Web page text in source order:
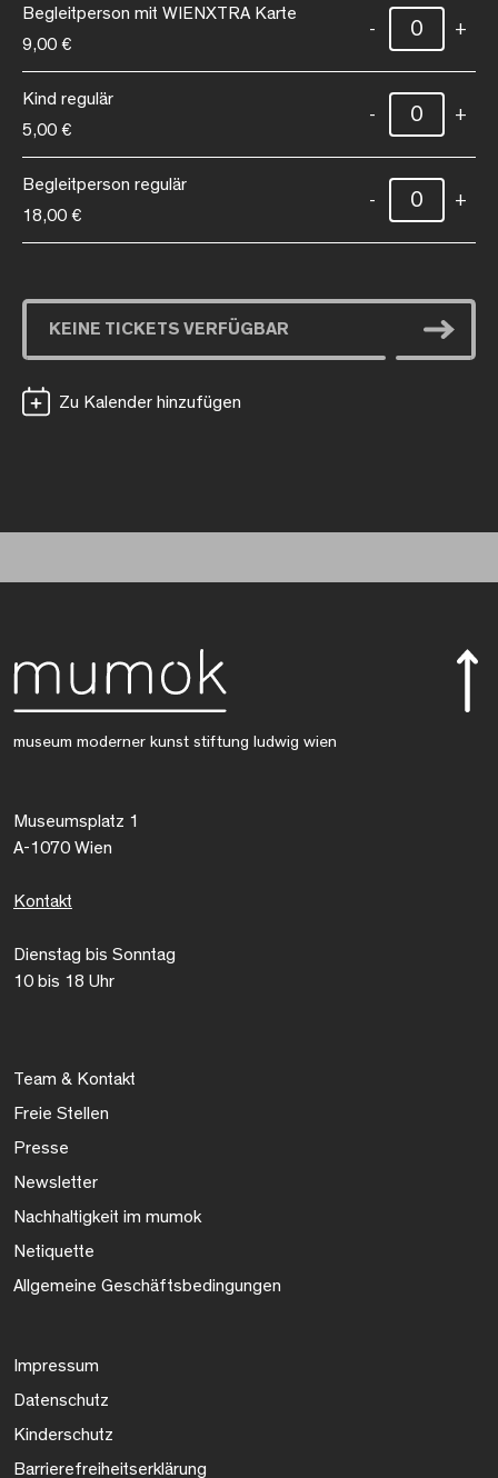
Begleitperson mit WIENXTRA Karte
9,00 €
- +
Kind regulär
5,00 €
- +
Begleitperson regulär
18,00 €
- +
KEINE TICKETS VERFÜGBAR
Zu Kalender hinzufügen
museum moderner kunst stiftung ludwig wien
Museumsplatz 1
A-1070 Wien
Kontakt
Dienstag bis Sonntag
10 bis 18 Uhr
Team & Kontakt
Freie Stellen
Presse
Newsletter
Nachhaltigkeit im mumok
Netiquette
Allgemeine Geschäftsbedingungen
Impressum
Datenschutz
Kinderschutz
Barrierefreiheitserklärung